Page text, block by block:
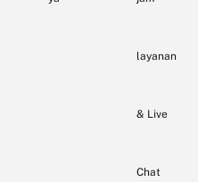
layanan
& Live
Chat